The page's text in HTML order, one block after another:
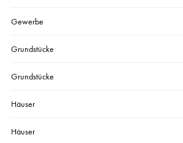
Gewerbe
Grundstücke
Grundstücke
Häuser
Häuser